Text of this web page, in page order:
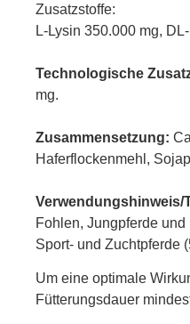
Zusatzstoffe:
L-Lysin 350.000 mg,
Technologische
mg.
Zusammensetzung:
Haferflockenmehl,
Verwendungshinweis/
Fohlen, Jungpferde
Sport- und Zuchtpferde
Um eine optimale
Fütterungsdauer